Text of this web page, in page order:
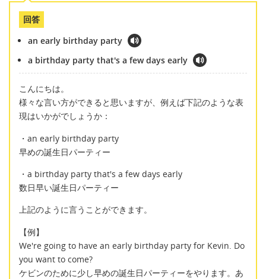
回答
an early birthday party
a birthday party that's a few days early
こんにちは。
様々な言い方ができると思いますが、例えば下記のような表
現はいかがでしょうか：
・an early birthday party
早めの誕生日パーティー
・a birthday party that's a few days early
数日早い誕生日パーティー
上記のように言うことができます。
【例】
We're going to have an early birthday party for Kevin. Do
you want to come?
ケビンのために少し早めの誕生日パーティーをやります。あ